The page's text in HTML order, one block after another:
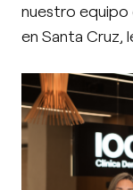
nuestro equipo
en Santa Cruz,